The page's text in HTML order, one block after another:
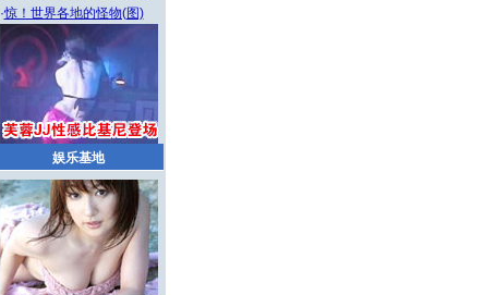
·惊！世界各地的怪物(图)
娱乐基地